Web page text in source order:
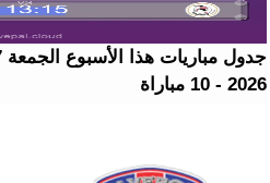
2026 - 10 مباراة